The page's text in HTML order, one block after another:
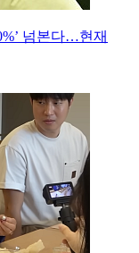
넘본다…현재